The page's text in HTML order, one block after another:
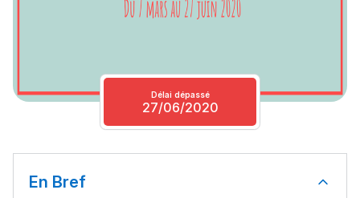
Délai dépassé
27/06/2020
En Bref